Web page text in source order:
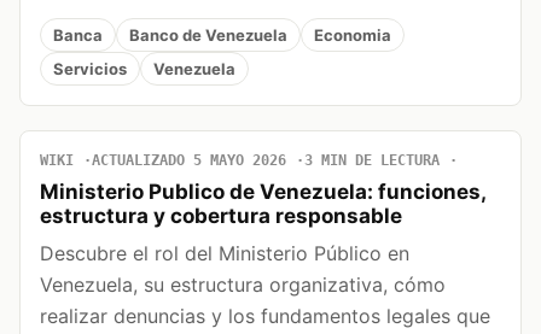
Banca Banco de Venezuela
Economia
Servicios
Venezuela
WIKI ACTUALIZADO 5 MAYO 2026 3 MIN DE LECTURA
Ministerio Publico de Venezuela: funciones,
estructura y cobertura responsable
Descubre el rol del Ministerio Público en
Venezuela, su estructura organizativa, cómo
realizar denuncias y los fundamentos legales que